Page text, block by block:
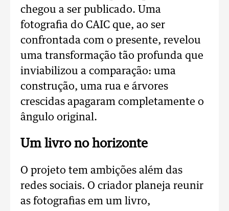
chegou a ser publicado. Uma
fotografia do CAIC que, ao ser
confrontada com o presente, revelou
uma transformação tão profunda que
inviabilizou a comparação: uma
construção, uma rua e árvores
crescidas apagaram completamente o
ângulo original.
Um livro no horizonte
O projeto tem ambições além das
redes sociais. O criador planeja reunir
as fotografias em um livro,